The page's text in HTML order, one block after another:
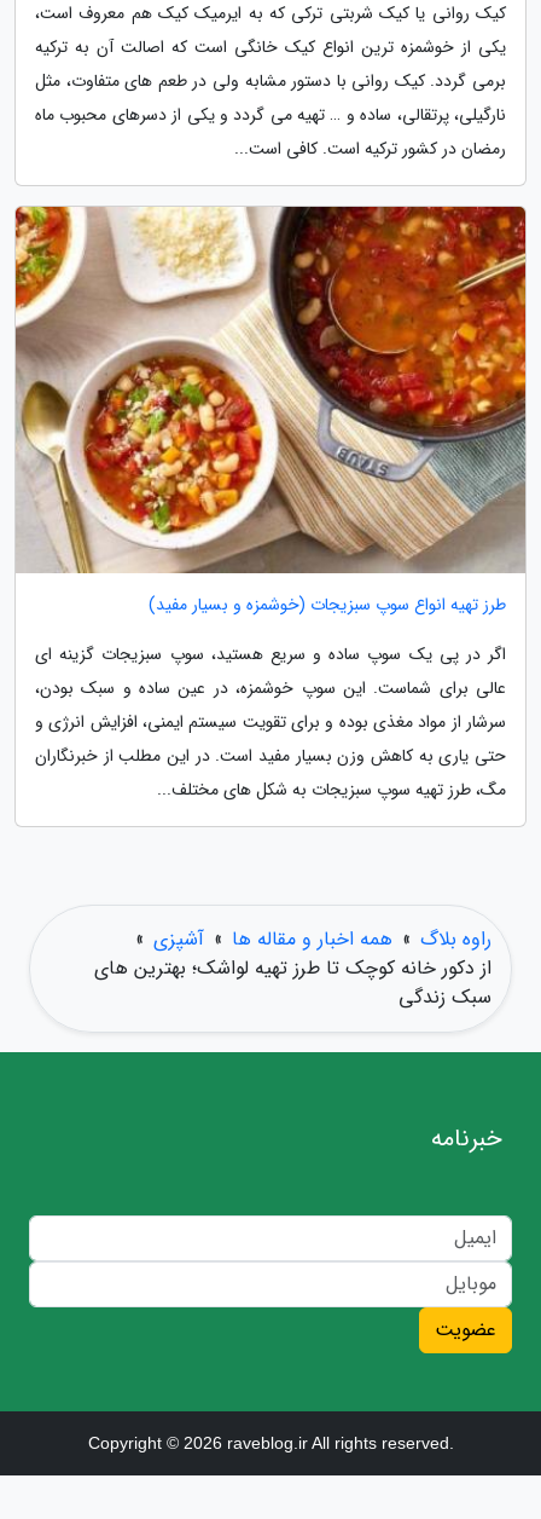
کیک روانی یا کیک شربتی ترکی که به ایرمیک کیک هم معروف است،
یکی از خوشمزه ترین انواع کیک خانگی است که اصالت آن به ترکیه
برمی گردد. کیک روانی با دستور مشابه ولی در طعم های متفاوت، مثل
نارگیلی، پرتقالی، ساده و … تهیه می گردد و یکی از دسرهای محبوب ماه
رمضان در کشور ترکیه است. کافی است...
طرز تهیه انواع سوپ سبزیجات (خوشمزه و بسیار مفید)
اگر در پی یک سوپ ساده و سریع هستید، سوپ سبزیجات گزینه ای
عالی برای شماست. این سوپ خوشمزه، در عین ساده و سبک بودن،
سرشار از مواد مغذی بوده و برای تقویت سیستم ایمنی، افزایش انرژی و
حتی یاری به کاهش وزن بسیار مفید است. در این مطلب از خبرنگاران
مگ، طرز تهیه سوپ سبزیجات به شکل های مختلف...
راوه بلاگ » همه اخبار و مقاله ها » آشپزی »
از دکور خانه کوچک تا طرز تهیه لواشک؛ بهترین های
سبک زندگی
خبرنامه
عضویت
Copyright © 2026 raveblog.ir All rights reserved.